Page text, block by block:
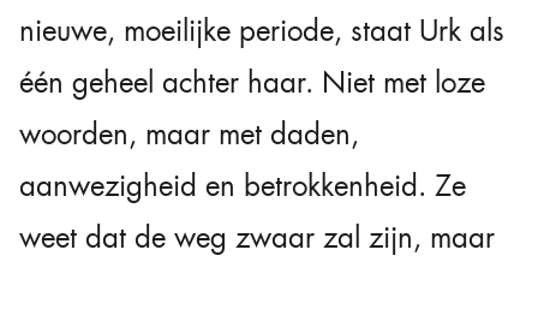
nieuwe, moeilijke periode, staat Urk als
één geheel achter haar. Niet met loze
woorden, maar met daden,
aanwezigheid en betrokkenheid. Ze
weet dat de weg zwaar zal zijn, maar